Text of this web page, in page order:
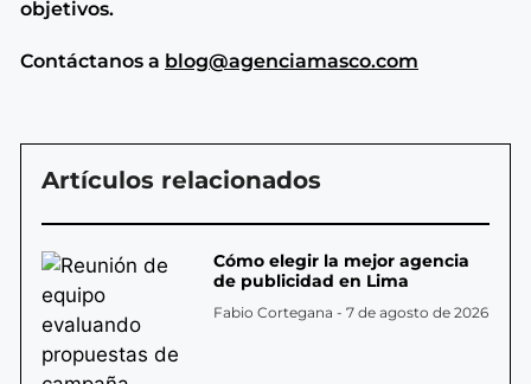
objetivos.
Contáctanos a blog@agenciamasco.com
Artículos relacionados
Cómo elegir la mejor agencia
de publicidad en Lima
Fabio Cortegana 7 de agosto de 2026